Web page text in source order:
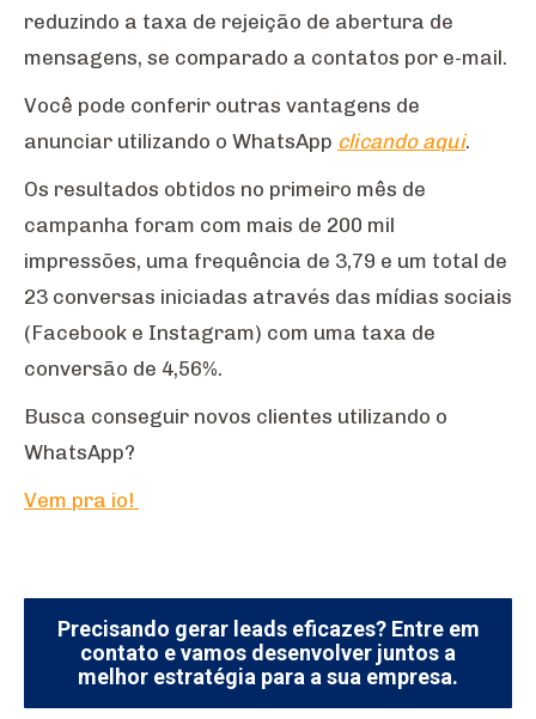
reduzindo a taxa de rejeição de abertura de
mensagens, se comparado a contatos por e-mail.
Você pode conferir outras vantagens de
anunciar utilizando o WhatsApp clicando aqui.
Os resultados obtidos no primeiro mês de
campanha foram com mais de 200 mil
impressões, uma frequência de 3,79 e um total de
23 conversas iniciadas através das mídias sociais
(Facebook e Instagram) com uma taxa de
conversão de 4,56%.
Busca conseguir novos clientes utilizando o
WhatsApp?
Vem pra io!
Precisando gerar leads eficazes? Entre em
contato e vamos desenvolver juntos a
melhor estratégia para a sua empresa.